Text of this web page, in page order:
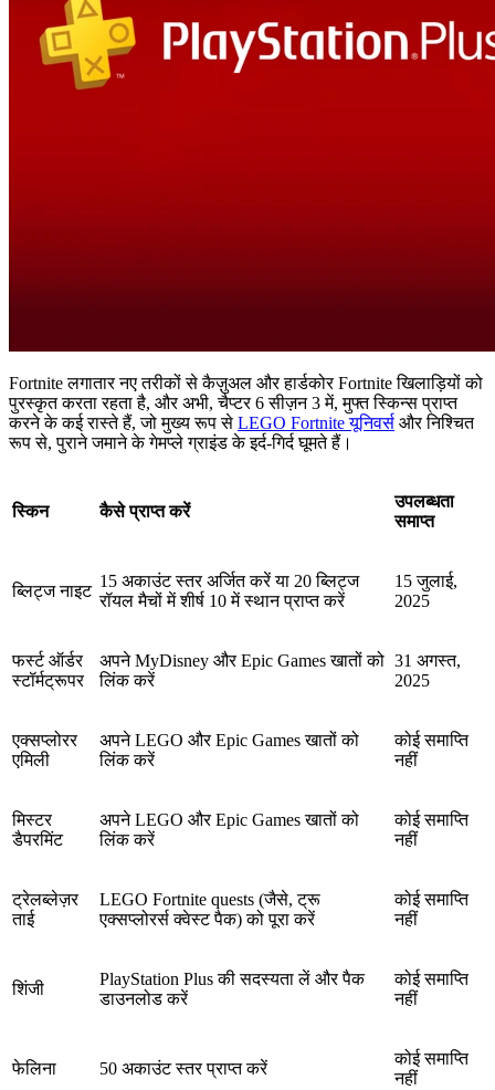
Fortnite लगातार नए तरीकों से कैज़ुअल और हार्डकोर Fortnite खिलाड़ियों को
पुरस्कृत करता रहता है, और अभी, चैप्टर 6 सीज़न 3 में, मुफ्त स्किन्स प्राप्त
करने के कई रास्ते हैं, जो मुख्य रूप से LEGO Fortnite यूनिवर्स और निश्चित
रूप से, पुराने जमाने के गेमप्ले ग्राइंड के इर्द-गिर्द घूमते हैं।
स्किन कैसे प्राप्त करें
उपलब्धता
समाप्त
ब्लिट्ज नाइट
15 अकाउंट स्तर अर्जित करें या 20 ब्लिट्ज
रॉयल मैचों में शीर्ष 10 में स्थान प्राप्त करें
15 जुलाई,
2025
फर्स्ट ऑर्डर
स्टॉर्मट्रूपर
अपने MyDisney और Epic Games खातों को
लिंक करें
31 अगस्त,
2025
एक्सप्लोरर
एमिली
अपने LEGO और Epic Games खातों को
लिंक करें
कोई समाप्ति
नहीं
मिस्टर
डैपरमिंट
अपने LEGO और Epic Games खातों को
लिंक करें
कोई समाप्ति
नहीं
ट्रेलब्लेज़र
ताई
LEGO Fortnite quests (जैसे, ट्रू
एक्सप्लोरर्स क्वेस्ट पैक) को पूरा करें
कोई समाप्ति
नहीं
शिंजी
PlayStation Plus की सदस्यता लें और पैक
डाउनलोड करें
कोई समाप्ति
नहीं
फेलिना 50 अकाउंट स्तर प्राप्त करें
कोई समाप्ति
नहीं